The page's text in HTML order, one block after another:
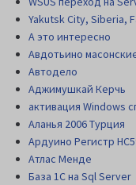
Yakutsk City, Siberia,
А это интересно
Авдотьино
Автодело
Аджимушкай Керчь
активация Windows
Аланья 2006 Турция
Ардуино Регистр
Атлас Менде
База 1С на Sql Server